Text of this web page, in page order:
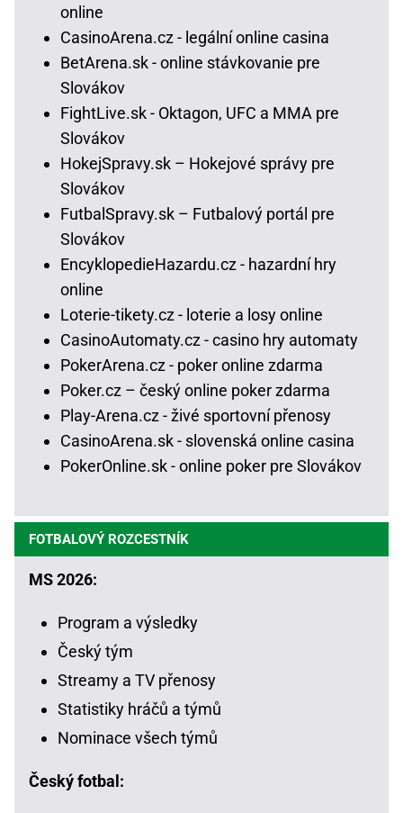
online
CasinoArena.cz - legální online casina
BetArena.sk - online stávkovanie pre
Slovákov
FightLive.sk - Oktagon, UFC a MMA pre
Slovákov
HokejSpravy.sk – Hokejové správy pre
Slovákov
FutbalSpravy.sk – Futbalový portál pre
Slovákov
EncyklopedieHazardu.cz - hazardní hry
online
Loterie-tikety.cz - loterie a losy online
CasinoAutomaty.cz - casino hry automaty
PokerArena.cz - poker online zdarma
Poker.cz – český online poker zdarma
Play-Arena.cz - živé sportovní přenosy
CasinoArena.sk - slovenská online casina
PokerOnline.sk - online poker pre Slovákov
FOTBALOVÝ ROZCESTNÍK
MS 2026:
Program a výsledky
Český tým
Streamy a TV přenosy
Statistiky hráčů a týmů
Nominace všech týmů
Český fotbal: